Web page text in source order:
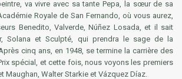
va vivre avec sa tante Pepa, la sœur de sa
Royale de San Fernando, où vous aurez,
Benedito, Valverde, Núñez Losada, et il sait
Solana et Sculpté, qui prendra le sage de la
cinq ans, en 1948, se termine la carrière des
spécial, et cette fois, nous voyons les premiers
Maughan, Walter Starkie et Vázquez Díaz.